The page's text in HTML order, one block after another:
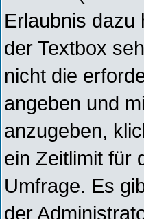
Erlaubnis
der Textbox
nicht die
angeben und
anzugeben,
ein Zeitlimit für
Umfrage. Es
der